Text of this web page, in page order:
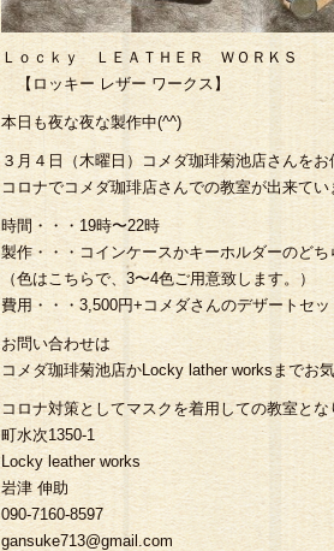
Ｌｏｃｋｙ ＬＥＡＴＨＥＲ ＷＯＲＫＳ
【ロッキー レザー ワークス】
本日も夜な夜な製作中(^^)
３月４日（木曜日）コメダ珈琲菊池店さんを
コロナでコメダ珈琲店さんでの教室が出来て
時間・・・19時〜22時
製作・・・コインケースかキーホルダーのどち
（色はこちらで、3〜4色ご用意致します。）
費用・・・3,500円+コメダさんのデザートセッ
お問い合わせは
コメダ珈琲菊池店かLocky lather worksまでお
コロナ対策としてマスクを着用しての教室と
町水次1350-1
Locky leather works
岩津 伸助
090-7160-8597
gansuke713@gmail.com